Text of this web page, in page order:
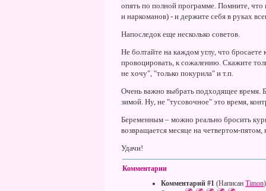
опять по полной программе. Помните, что
и наркоманов) - и держите себя в руках
Напоследок еще несколько советов.
Не болтайте на каждом углу, что
провоцировать, к сожалению. Скажите
не хочу", "только покурила" и т.п.
Очень важно выбрать подходящее время.
зимой. Ну, не "тусовочное" это время,
Беременным – можно реально бросить
возвращается месяце на четвертом-
Удачи!
Комментарии
Комментарий #1 (Написан Timon)